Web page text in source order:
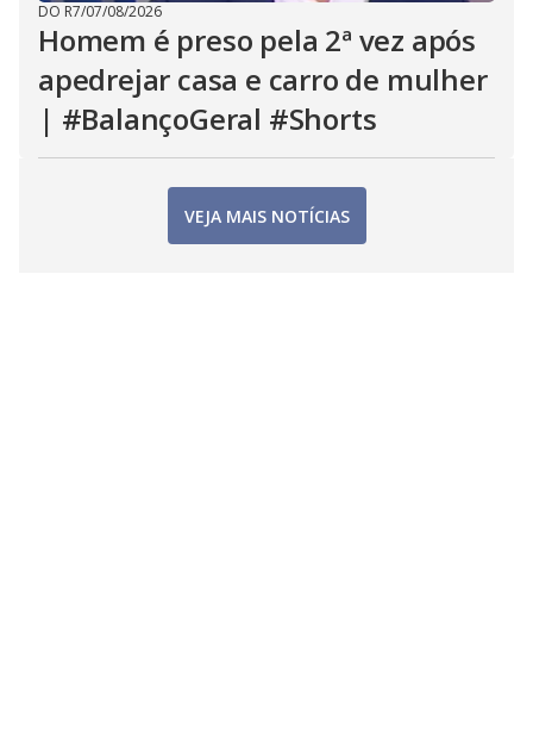
DO R7/07/08/2026
Homem é preso pela 2ª vez após
apedrejar casa e carro de mulher
| #BalançoGeral #Shorts
VEJA MAIS NOTÍCIAS